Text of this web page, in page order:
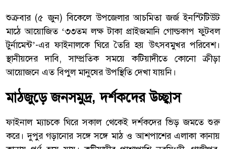
শুক্রবার (৫ জুন) বিকেলে উপজেলার আচমিতা জর্জ ইনস্টিটিউট
মাঠে আয়োজিত ‘৩৩তম লক্ষ টাকা প্রাইজমানি গোল্ডকাপ ফুটবল
টুর্নামেন্ট’-এর ফাইনালকে ঘিরে তৈরি হয় উৎসবমুখর পরিবেশ।
স্থানীয়দের দাবি, সাম্প্রতিক সময়ে কটিয়াদীতে কোনো ক্রীড়া
আয়োজনে এত বিপুল মানুষের উপস্থিতি দেখা যায়নি।
মাঠজুড়ে জনসমুদ্র, দর্শকদের উচ্ছ্বাস
ফাইনাল ম্যাচকে ঘিরে সকাল থেকেই দর্শকদের ভিড় জমতে শুরু
করে। দুপুর গড়ানোর সঙ্গে সঙ্গে মাঠ ও আশপাশের এলাকা কানায়